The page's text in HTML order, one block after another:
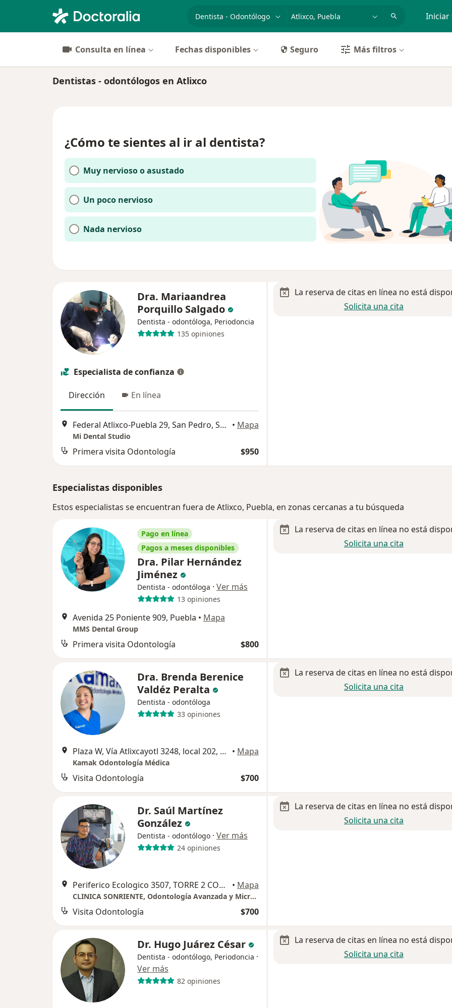
especialidad, enfermedad o nombre Iniciar
Consulta en línea Fechas disponibles Seguro Más filtros
Dentistas - odontólogos en Atlixco
¿Cómo te sientes al ir al dentista?
Muy nervioso o asustado
Un poco nervioso
Nada nervioso
Dra. Mariaandrea
Porquillo Salgado
Dentista - odontóloga, Periodoncia
135 opiniones
Especialista de confianza
Dirección En línea
Federal Atlixco-Puebla 29, San Pedro, San Francisco Acatepec, 72846 San Andrés Cholula, Pue., Puebla • Mapa
Mi Dental Studio
Primera visita Odontología $950
La reserva de citas en línea no está
Solicita una cita
Especialistas disponibles
Estos especialistas se encuentran fuera de Atlixco, Puebla, en zonas cercanas a tu búsqueda
Pago en línea
Pagos a meses disponibles
Dra. Pilar Hernández
Jiménez
Dentista - odontóloga · Ver más
13 opiniones
Avenida 25 Poniente 909, Puebla • Mapa
MMS Dental Group
Primera visita Odontología $800
La reserva de citas en línea no está
Solicita una cita
Dra. Brenda Berenice
Valdéz Peralta
Dentista - odontóloga
33 opiniones
Plaza W, Vía Atlixcayotl 3248, local 202, Ex-Hacienda de San Martinito, San Andres Cholula • Mapa
Kamak Odontología Médica
Visita Odontología $700
La reserva de citas en línea no está
Solicita una cita
Dr. Saúl Martínez
González
Dentista - odontólogo · Ver más
24 opiniones
Periferico Ecologico 3507, TORRE 2 CONSULTORIO 1810, San Andres Cholula • Mapa
CLINICA SONRIENTE, Odontología Avanzada y Microscópica.
Visita Odontología $700
La reserva de citas en línea no está
Solicita una cita
Dr. Hugo Juárez César
Dentista - odontólogo, Periodoncia ·
Ver más
82 opiniones
La reserva de citas en línea no está
Solicita una cita